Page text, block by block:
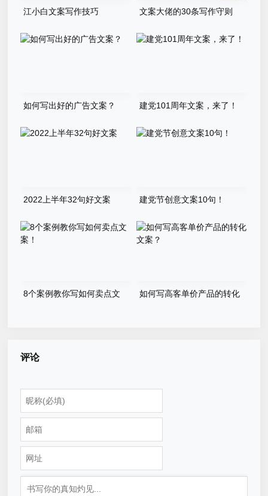
江小白文案写作技巧 文案大佬的30条写作守则
如何写出好的广告文案？ 建党101周年文案，来了！
2022上半年32句好文案 建党节创意文案10句！
8个案例教你写如何卖点文
如何写高客单价产品的转化
评论